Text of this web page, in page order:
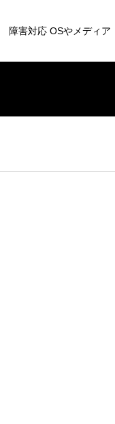
障害対応 OSやメディア